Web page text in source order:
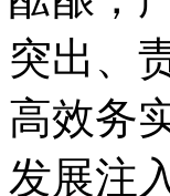
突出、
高效务
发展注